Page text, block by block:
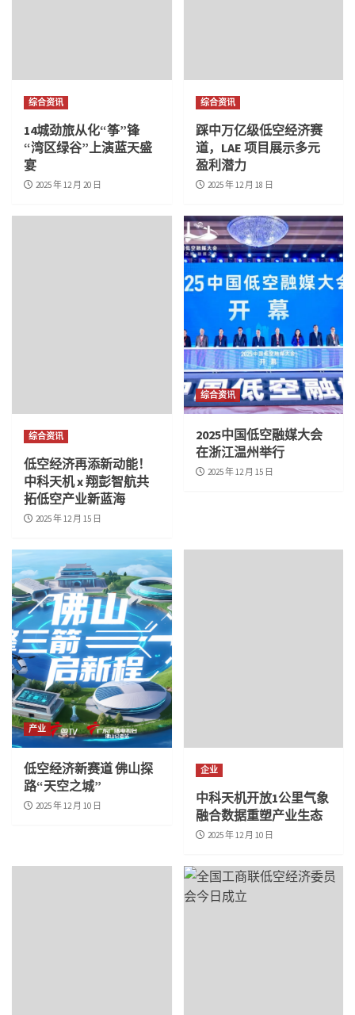
综合资讯
14城劲旅从化“筝”锋
“湾区绿谷”上演蓝天盛
宴
2025 年 12 月 20 日
综合资讯
踩中万亿级低空经济赛
道，LAE 项目展示多元
盈利潜力
2025 年 12 月 18 日
综合资讯
低空经济再添新动能！
中科天机 x 翔彭智航共
拓低空产业新蓝海
2025 年 12 月 15 日
综合资讯
2025中国低空融媒大会
在浙江温州举行
2025 年 12 月 15 日
产业
低空经济新赛道 佛山探
路“天空之城”
2025 年 12 月 10 日
企业
中科天机开放1公里气象
融合数据重塑产业生态
2025 年 12 月 10 日